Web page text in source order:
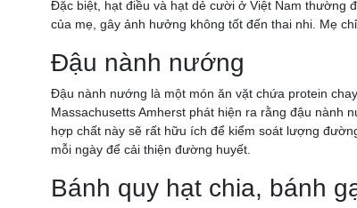
Đặc biệt, hạt điều và hạt dẻ cười ở Việt Nam thường
của mẹ, gây ảnh hưởng không tốt đến thai nhi. Mẹ
Đậu nành nướng
Đậu nành nướng là một món ăn vặt chứa protein
Massachusetts Amherst phát hiện ra rằng đậu nành
hợp chất này sẽ rất hữu ích để kiểm soát lượng
mỗi ngày để cải thiện đường huyết.
Bánh quy hạt chia, bánh